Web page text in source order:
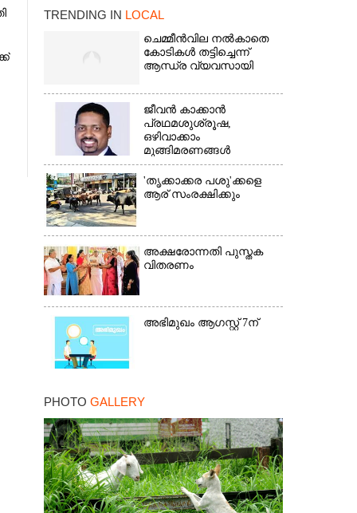
TRENDING IN LOCAL
ചെമ്മീൻവില നൽകാതെ
കോടികൾ തട്ടിച്ചെന്ന്
ആന്ധ്ര വ്യവസായി
ജീവൻ കാക്കാൻ
പ്രഥമശുശ്രൂഷ,
ഒഴിവാക്കാം
മുങ്ങിമരണങ്ങൾ
'തൃക്കാക്കര പശു'ക്കളെ
ആര് സംരക്ഷിക്കും
അക്ഷരോന്നതി പുസ്തക
വിതരണം
അഭിമുഖം ആഗസ്റ്റ് 7ന്
PHOTO GALLERY
×